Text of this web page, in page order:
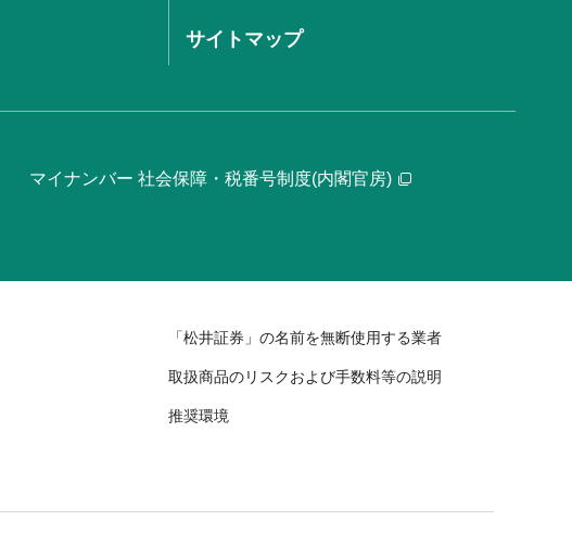
サイトマップ
マイナンバー 社会保障・税番号制度(内閣官房)
「松井証券」の名前を無断使用する業者
取扱商品のリスクおよび手数料等の説明
推奨環境